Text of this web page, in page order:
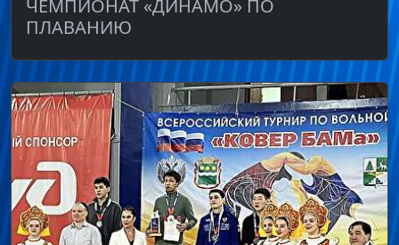
ЧЕМПИОНАТ «ДИНАМО» ПО
ПЛАВАНИЮ